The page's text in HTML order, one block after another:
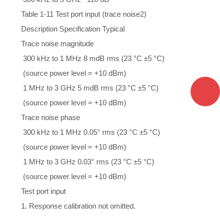
Table 1-11 Test port input (trace noise2)
Description Specification Typical
Trace noise magnitude
300 kHz to 1 MHz 8 mdB rms (23 °C ±5 °C)
(source power level = +10 dBm)
1 MHz to 3 GHz 5 mdB rms (23 °C ±5 °C)
(source power level = +10 dBm)
Trace noise phase
300 kHz to 1 MHz 0.05° rms (23 °C ±5 °C)
(source power level = +10 dBm)
1 MHz to 3 GHz 0.03° rms (23 °C ±5 °C)
(source power level = +10 dBm)
Test port input
1. Response calibration not omitted.